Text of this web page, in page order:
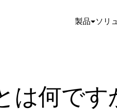
製品 ソリ
は何です